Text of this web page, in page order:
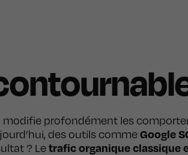
modifie profondément les
des outils commeGoogle
? Letrafic organique classique